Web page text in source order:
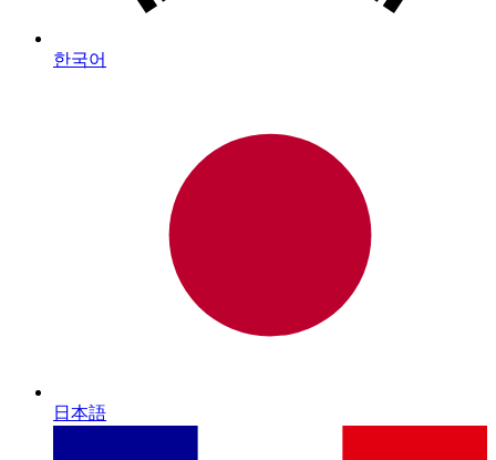
한국어
日本語